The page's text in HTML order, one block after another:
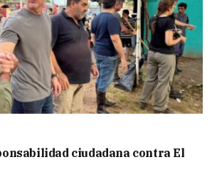
ciudadana contra El